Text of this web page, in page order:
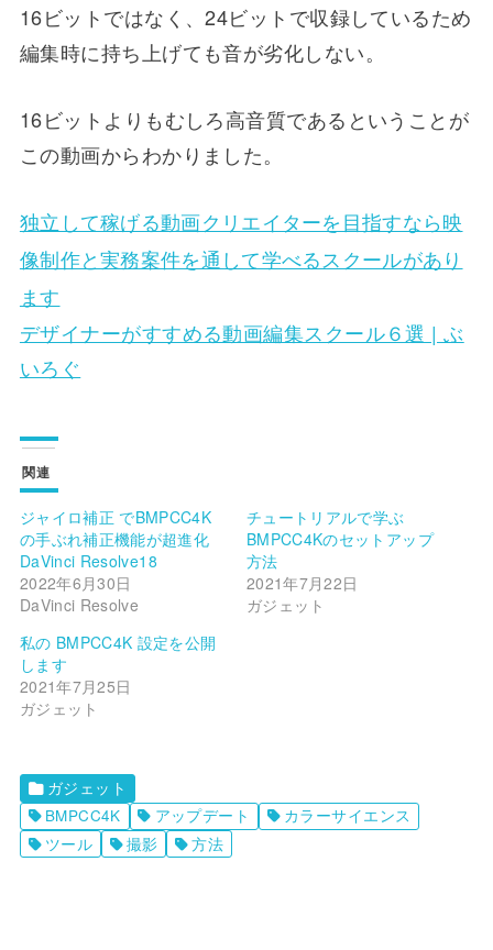
16ビットではなく、24ビットで収録しているため
編集時に持ち上げても音が劣化しない。
16ビットよりもむしろ高音質であるということが
この動画からわかりました。
独立して稼げる動画クリエイターを目指すなら​映
像制作と実務案件を通して学べるスクールがあり
ます
デザイナーがすすめる動画編集スクール６選 | ぶ
いろぐ
関連
ジャイロ補正 でBMPCC4K
の手ぶれ補正機能が超進化
DaVinci Resolve18
2022年6月30日
DaVinci Resolve
チュートリアルで学ぶ
BMPCC4Kのセットアップ
方法
2021年7月22日
ガジェット
私の BMPCC4K 設定を公開
します
2021年7月25日
ガジェット
ガジェット
BMPCC4K
アップデート
カラーサイエンス
ツール
撮影 方法